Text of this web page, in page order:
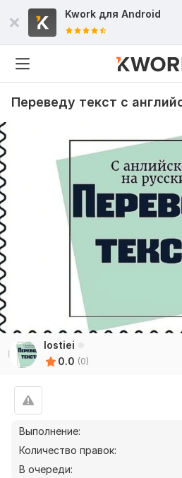
Kwork для Android
Переведу текст с
lostiei
0.0 (0)
Выполнение:
Количество правок:
В очереди: